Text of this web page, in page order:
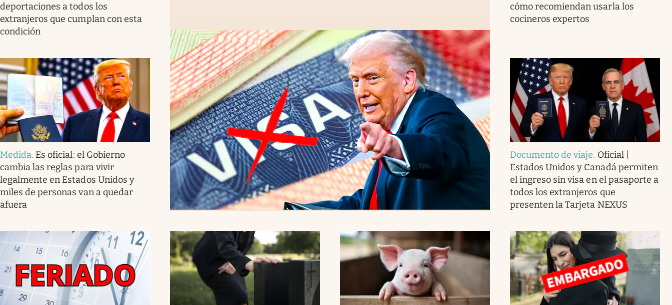
deportaciones a todos los
extranjeros que cumplan con esta
condición
cómo recomiendan usarla los
cocineros expertos
Medida. Es oficial: el Gobierno
cambia las reglas para vivir
legalmente en Estados Unidos y
miles de personas van a quedar
afuera
Documento de viaje. Oficial |
Estados Unidos y Canadá permiten
el ingreso sin visa en el pasaporte a
todos los extranjeros que
presenten la Tarjeta NEXUS